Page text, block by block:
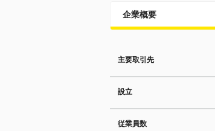
企業概要
主要取引先
設立
従業員数